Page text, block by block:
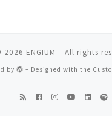
2026 ENGIUM – All rights
by – Designed with the